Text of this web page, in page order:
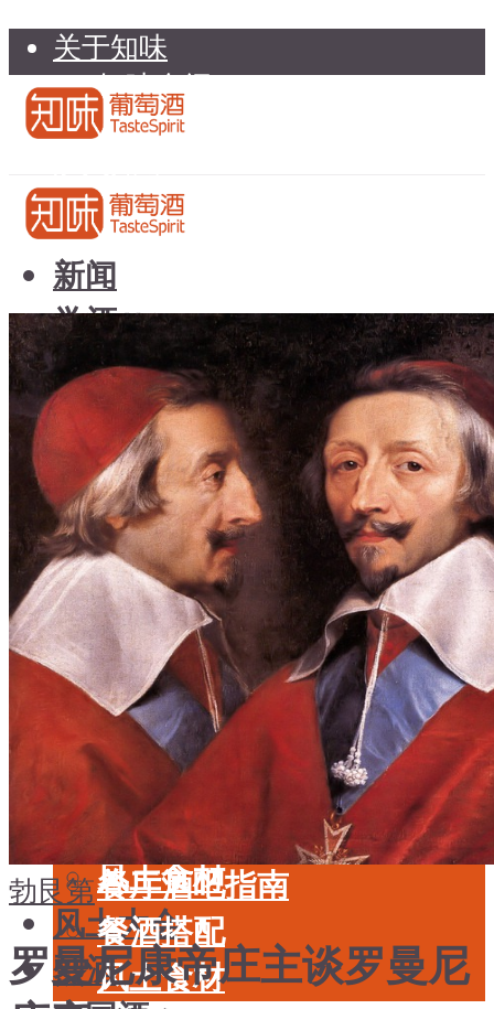
关于知味
知味介绍
知味专家顾问委员会
联系我们
知味荐酒
新闻
学酒
基础知识
品种
年份
酒具周边
投资收藏
留学教育
名庄
品鉴专栏
美食
餐厅酒吧指南
餐酒搭配
风土食材
风土大会
烈酒
知味荐酒
新闻
学酒
基础知识
品种
年份
酒具周边
投资收藏
留学教育
名庄
品鉴专栏
美食
餐厅酒吧指南
餐酒搭配
风土食材
勃艮第
罗曼尼康帝庄主谈罗曼尼